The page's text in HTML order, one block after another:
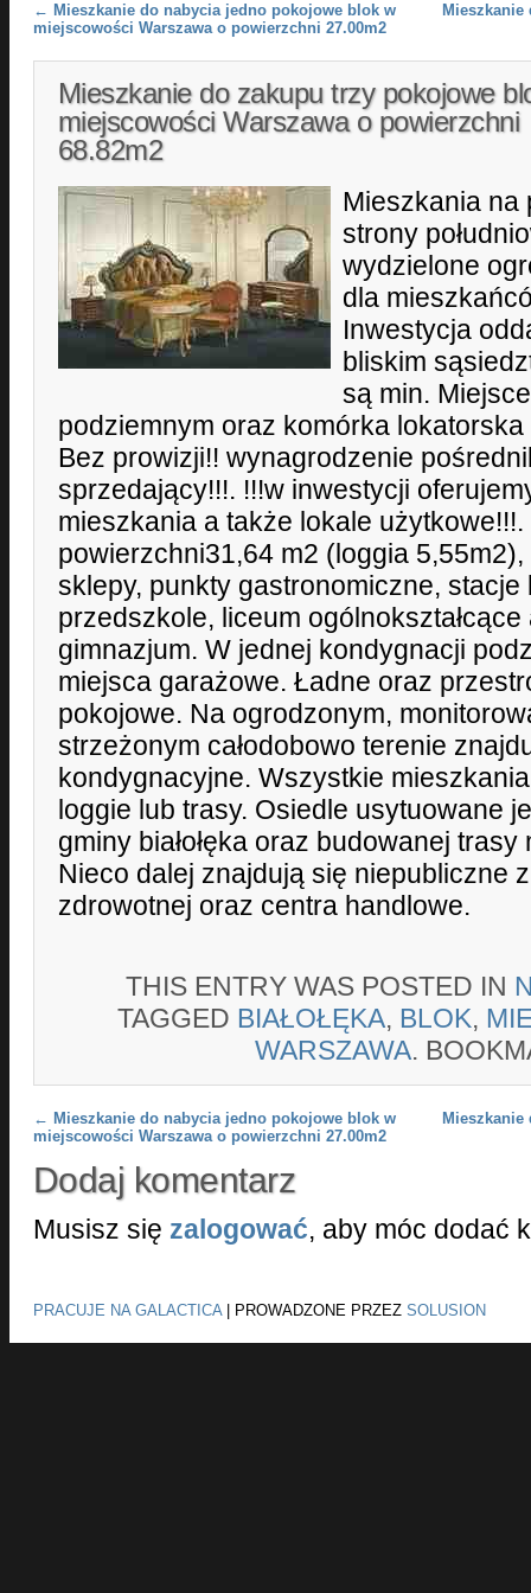
Post navigation
← Mieszkanie do nabycia jedno pokojowe blok w
miejscowości Warszawa o powierzchni 27.00m2
Mieszkanie do zakupu trzy pokojowe
miejscowości Warszawa o powierzchni
68.82m2
Mieszkania na
strony
wydzielone
dla
Inwestycja
bliskim
są min.
podziemnym oraz komórka lokatorska
Bez prowizji!! wynagrodzenie
sprzedający!!!. !!!w inwestycji
mieszkania a także lokale
powierzchni31,64 m2 (loggia
sklepy, punkty gastronomiczne,
przedszkole, liceum
gimnazjum. W jednej kondygnacji
miejsca garażowe. Ładne oraz
pokojowe. Na ogrodzonym,
strzeżonym całodobowo terenie
kondygnacyjne. Wszystkie
loggie lub trasy. Osiedle usytuowane
gminy białołęka oraz budowanej trasy
Nieco dalej znajdują się niepubliczne
zdrowotnej oraz centra handlowe.
THIS ENTRY WAS POSTED IN
TAGGED BIAŁOŁĘKA, BLOK,
WARSZAWA.
Post navigation
← Mieszkanie do nabycia jedno pokojowe blok w
miejscowości Warszawa o powierzchni 27.00m2
Dodaj komentarz
Musisz się zalogować, aby móc dodać
PRACUJE NA GALACTICA| PROWADZONE PRZEZ SOLUSION